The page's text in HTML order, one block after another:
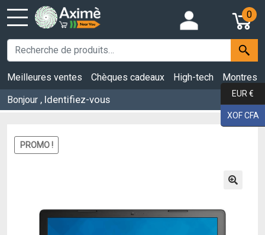
0
Meilleures ventes Chèques cadeaux High-tech
Montres
Bonjour , Identifiez-vous
PROMO !
EUR €
XOF CFA